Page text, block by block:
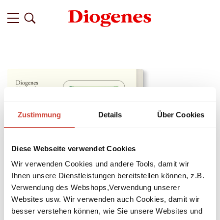
Zustimmung Details Über Cookies
Diese Webseite verwendet Cookies
Wir verwenden Cookies und andere Tools, damit wir
Ihnen unsere Dienstleistungen bereitstellen können, z.B.
Verwendung des Webshops,Verwendung unserer
Websites usw. Wir verwenden auch Cookies, damit wir
besser verstehen können, wie Sie unsere Websites und
Download Bilddatei ↘